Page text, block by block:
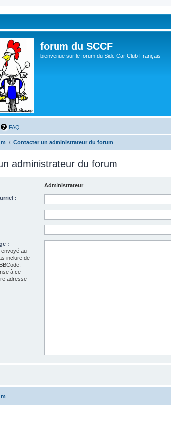
forum du SCCF
bienvenue sur le forum du Side-Car Club Français
FAQ
Contacter un administrateur du forum
administrateur du forum
Administrateur
:
:
envoyé au
inclure de
à ce
adresse